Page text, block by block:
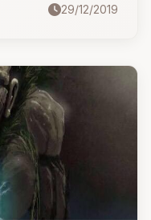
29/12/2019